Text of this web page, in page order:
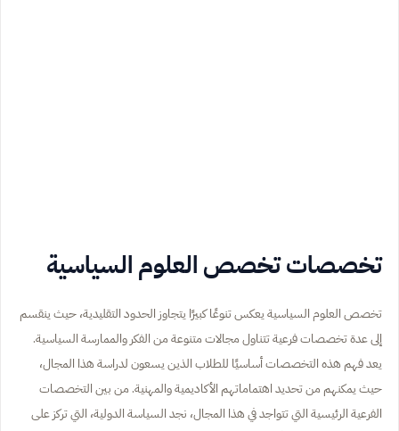
تخصصات تخصص العلوم السياسية
تخصص العلوم السياسية يعكس تنوعًا كبيرًا يتجاوز الحدود التقليدية، حيث ينقسم
إلى عدة تخصصات فرعية تتناول مجالات متنوعة من الفكر والممارسة السياسية.
يعد فهم هذه التخصصات أساسيًا للطلاب الذين يسعون لدراسة هذا المجال،
حيث يمكنهم من تحديد اهتماماتهم الأكاديمية والمهنية. من بين التخصصات
الفرعية الرئيسية التي تتواجد في هذا المجال، نجد السياسة الدولية، التي تركز على